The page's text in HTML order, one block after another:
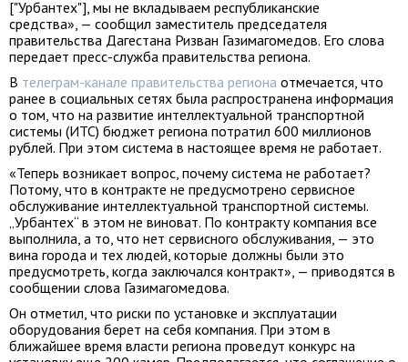
["Урбантех"], мы не вкладываем республиканские
средства», — сообщил заместитель председателя
правительства Дагестана Ризван Газимагомедов. Его слова
передает пресс-служба правительства региона.
В телеграм-канале правительства региона отмечается, что
ранее в социальных сетях была распространена информация
о том, что на развитие интеллектуальной транспортной
системы (ИТС) бюджет региона потратил 600 миллионов
рублей. При этом система в настоящее время не работает.
«Теперь возникает вопрос, почему система не работает?
Потому, что в контракте не предусмотрено сервисное
обслуживание интеллектуальной транспортной системы.
„Урбантех“ в этом не виноват. По контракту компания все
выполнила, а то, что нет сервисного обслуживания, — это
вина города и тех людей, которые должны были это
предусмотреть, когда заключался контракт», — приводятся в
сообщении слова Газимагомедова.
Он отметил, что риски по установке и эксплуатации
оборудования берет на себя компания. При этом в
ближайшее время власти региона проведут конкурс на